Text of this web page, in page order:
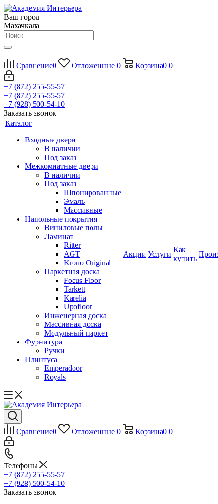
Ваш город
Махачкала
Сравнение0 Отложенные 0 Корзина0 0
+7 (872) 255-55-57
+7 (872) 255-55-57
+7 (928) 500-54-10
Заказать звонок
Каталог
Входные двери
В наличии
Под заказ
Межкомнатные двери
В наличии
Под заказ
Шпонированные
Эмаль
Массивные
Напольные покрытия
Виниловые полы
Ламинат
Ritter
AGT
Krono Original
Паркетная доска
Focus Floor
Tarkett
Karelia
Upofloor
Инженерная доска
Массивная доска
Модульный паркет
Фурнитура
Ручки
Плинтуса
Emperadoor
Royals
Акции Услуги
Как
купить
Сравнение0 Отложенные 0 Корзина0 0
Телефоны
+7 (872) 255-55-57
+7 (928) 500-54-10
Заказать звонок